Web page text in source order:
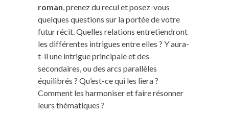
roman , prenez du recul et posez-vous
quelques questions sur la portée de votre
futur récit. Quelles relations entretiendront
les différentes intrigues entre elles ? Y aura-
t-il une intrigue principale et des
secondaires, ou des arcs parallèles
équilibrés ? Qu’est-ce qui les liera ?
Comment les harmoniser et faire résonner
leurs thématiques ?